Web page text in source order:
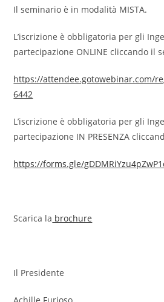
Il seminario è in modalità MISTA.
L’iscrizione è obbligatoria per gli
partecipazione ONLINE cliccando il
https://attendee.gotowebinar.com/
6442
L’iscrizione è obbligatoria per gli
partecipazione IN PRESENZA
https://forms.gle/
Scarica la brochure
Il Presidente